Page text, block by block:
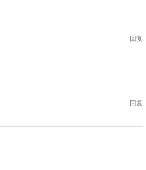
回复
回复